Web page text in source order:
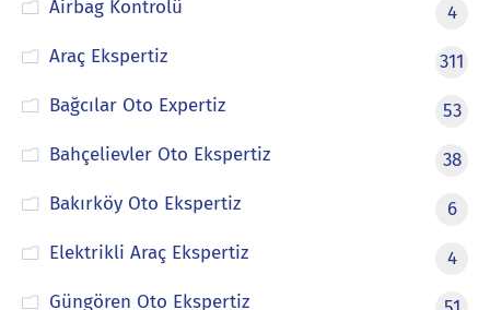
Airbag Kontrolü
4
Araç Ekspertiz
311
Bağcılar Oto Expertiz
53
Bahçelievler Oto Ekspertiz
38
Bakırköy Oto Ekspertiz
6
Elektrikli Araç Ekspertiz
4
Güngören Oto Ekspertiz